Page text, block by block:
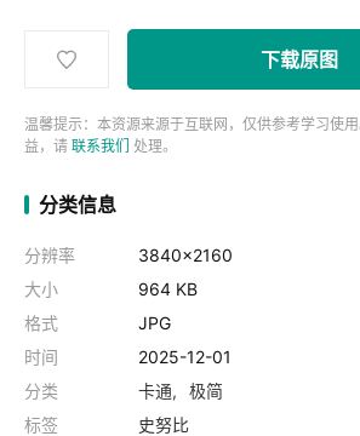
下载原图
温馨提示：本资源来源于互联网，仅供参考学习使
益，请 联系我们 处理。
分类信息
分辨率
3840×2160
大小
964 KB
格式
JPG
时间
2025-12-01
分类
卡通
极简
标签
史努比